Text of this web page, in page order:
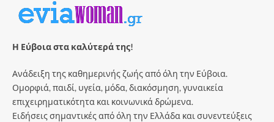
Η Εύβοια στα καλύτερά της!
Ανάδειξη της καθημερινής ζωής από όλη την Εύβοια.
Ομορφιά, παιδί, υγεία, μόδα, διακόσμηση, γυναικεία
επιχειρηματικότητα και κοινωνικά δρώμενα.
Ειδήσεις σημαντικές από όλη την Ελλάδα και συνεντεύξεις